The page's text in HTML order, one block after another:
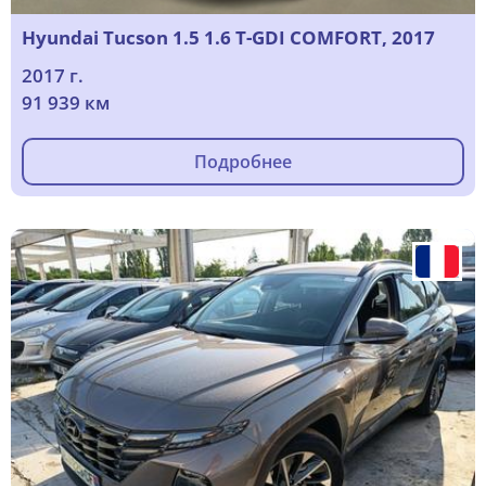
Hyundai Tucson 1.5 1.6 T-GDI COMFORT, 2017
2017 г.
91 939 км
Подробнее